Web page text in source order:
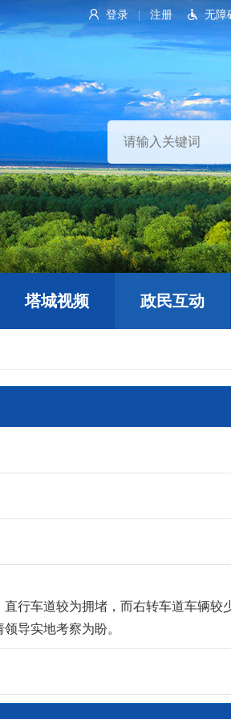
登录 注册 无障
塔城视频 政民互动
行车道较为拥堵，而右转车道车辆较
导实地考察为盼。